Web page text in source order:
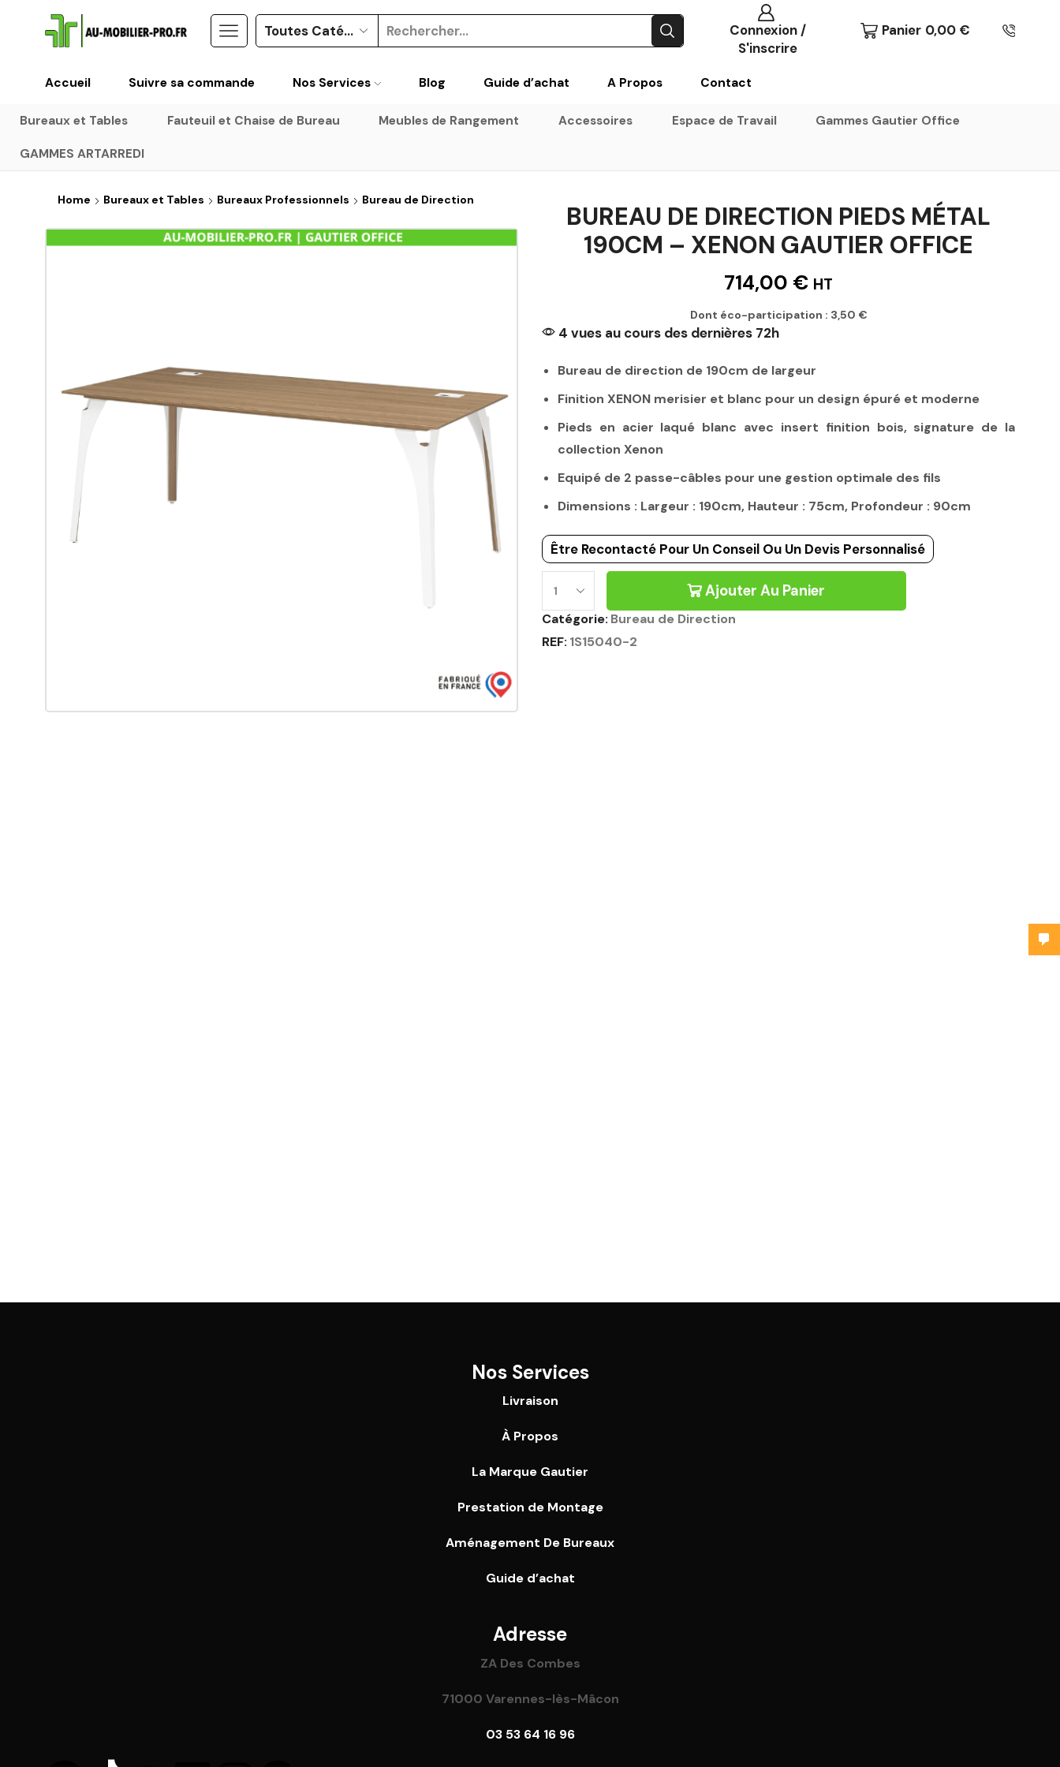
Connexion /
S'inscrire
Panier 0,00 €
Accueil Suivre sa commande Nos Services Blog Guide d’achat A Propos Contact
Bureaux et Tables Fauteuil et Chaise de Bureau Meubles de Rangement Accessoires Espace de Travail Gammes Gautier Office
GAMMES ARTARREDI
Home Bureaux et Tables Bureaux Professionnels Bureau de Direction
BUREAU DE DIRECTION PIEDS MÉTAL
190CM – XENON GAUTIER OFFICE
714,00 € HT
Dont éco-participation : 3,50 €
4 vues au cours des dernières 72h
Bureau de direction de 190cm de largeur
Finition XENON merisier et blanc pour un design épuré et moderne
Pieds en acier laqué blanc avec insert finition bois, signature de la
collection Xenon
Equipé de 2 passe-câbles pour une gestion optimale des fils
Dimensions : Largeur : 190cm, Hauteur : 75cm, Profondeur : 90cm
Être Recontacté Pour Un Conseil Ou Un Devis Personnalisé
Ajouter Au Panier
Catégorie: Bureau de Direction
REF: 1S15040-2
Nos Services
Livraison
À Propos
La Marque Gautier
Prestation de Montage
Aménagement De Bureaux
Guide d’achat
Adresse
ZA Des Combes
71000 Varennes-lès-Mâcon
03 53 64 16 96